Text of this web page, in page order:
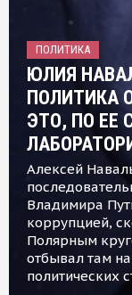
ПОЛИТИКА
ЮЛИЯ
ПОЛИТИКА
ЭТО, ПО ЕЕ
Алексей
Владимира
коррупцией,
Полярным
отбывал там
политических